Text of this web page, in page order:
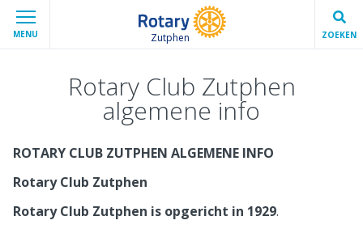
MENU Zutphen ZOEKEN
Rotary Club Zutphen
algemene info
ROTARY CLUB ZUTPHEN ALGEMENE INFO
Rotary Club Zutphen
Rotary Club Zutphen is opgericht in 1929.